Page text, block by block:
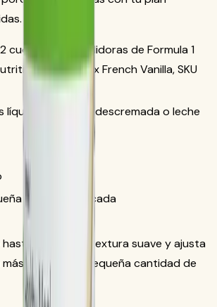
cucharadas medidoras de Formula 1
Shake Mix French Vanilla, SKU
líquidas de leche descremada o leche
de nuez moscada
hasta lograr una textura suave y ajusta
hielo o una pequeña cantidad de